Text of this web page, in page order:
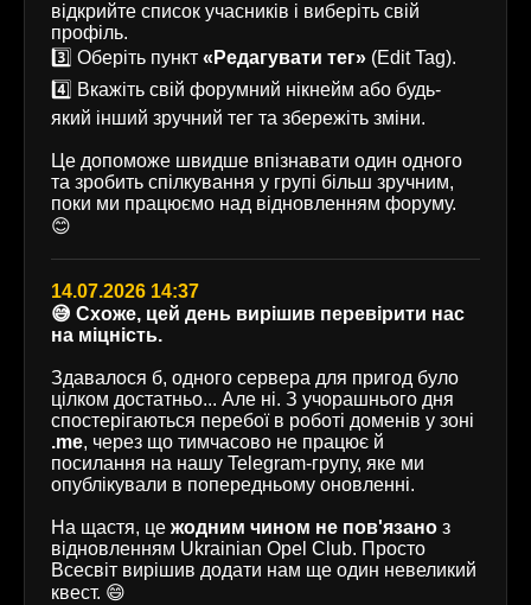
відкрийте список учасників і виберіть свій
профіль.
3️⃣ Оберіть пункт «Редагувати тег» (Edit Tag).
4️⃣ Вкажіть свій форумний нікнейм або будь-
який інший зручний тег та збережіть зміни.
Це допоможе швидше впізнавати один одного
та зробить спілкування у групі більш зручним,
поки ми працюємо над відновленням форуму.
😊
14.07.2026 14:37
😅 Схоже, цей день вирішив перевірити нас
на міцність.
Здавалося б, одного сервера для пригод було
цілком достатньо... Але ні. З учорашнього дня
спостерігаються перебої в роботі доменів у зоні
.me, через що тимчасово не працює й
посилання на нашу Telegram-групу, яке ми
опублікували в попередньому оновленні.
На щастя, це жодним чином не пов'язано з
відновленням Ukrainian Opel Club. Просто
Всесвіт вирішив додати нам ще один невеликий
квест. 😄